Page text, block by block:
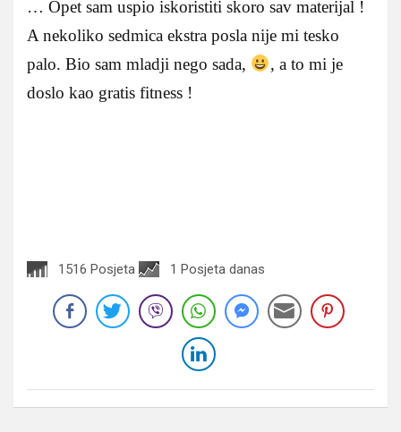
… Opet sam uspio iskoristiti skoro sav materijal !
A nekoliko sedmica ekstra posla nije mi tesko
palo. Bio sam mladji nego sada,
, a to mi je
doslo kao gratis fitness !
1516 Posjeta 1 Posjeta danas